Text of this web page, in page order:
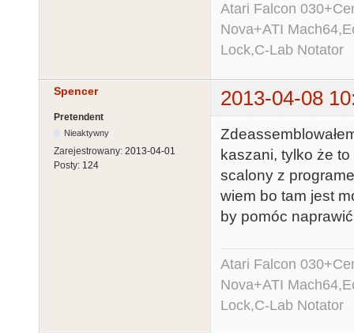
Atari Falcon
Nova+ATI
Lock,C-Lab Notator
Spencer 2013-04-08
Pretendent
Nieaktywny
Zarejestrowany: 2013-04-01
Posty: 124
kaszani, tylko że
scalony z
wiem bo tam jest
by pomóc
Atari Falcon
Nova+ATI
Lock,C-Lab Notator